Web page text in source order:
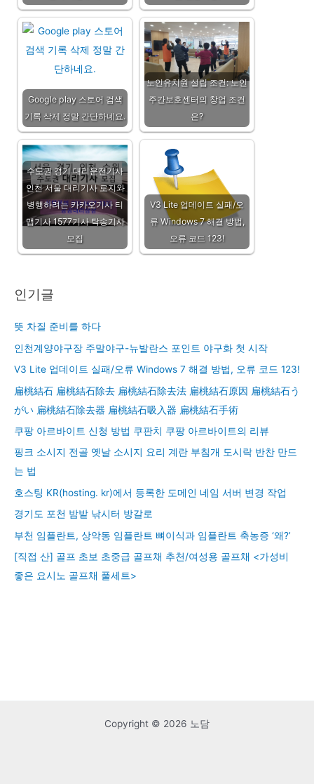
Google play 스토어 검색
기록 삭제 정말 간단하네요.
노인유치원 설립 조건: 노인
주간보호센터의 창업 조건
은?
수도권 경기 대리운전기사
인천 서울 대리기사 로지와
병행하려는 카카오기사 티
맵기사 1577기사 탁송기사
모집
V3 Lite 업데이트 실패/오
류 Windows 7 해결 방법,
오류 코드 123!
인기글
뜻 차질 준비를 하다
인천계양야구장 주말야구-뉴발란스 포인트 야구화 첫 시작
V3 Lite 업데이트 실패/오류 Windows 7 해결 방법, 오류 코드 123!
扁桃結石 扁桃結石除去 扁桃結石除去法 扁桃結石原因 扁桃結石う
がい 扁桃結石除去器 扁桃結石吸入器 扁桃結石手術
쿠팡 아르바이트 신청 방법 쿠판치 쿠팡 아르바이트의 리뷰
핑크 소시지 전골 옛날 소시지 요리 계란 부침개 도시락 반찬 만드
는 법
호스팅 KR(hosting. kr)에서 등록한 도메인 네임 서버 변경 작업
경기도 포천 밤밭 낚시터 방갈로
부천 임플란트, 상악동 임플란트 뼈이식과 임플란트 축농증 ‘왜?’
[직접 산] 골프 초보 초중급 골프채 추천/여성용 골프채 <가성비
좋은 요시노 골프채 풀세트>
Copyright © 2026 노담